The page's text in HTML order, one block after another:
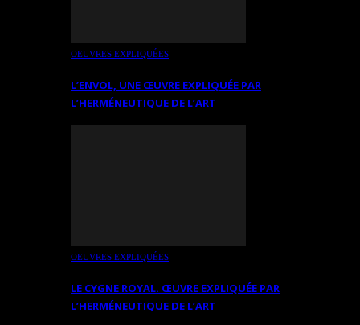
OEUVRES EXPLIQUÉES
L’ENVOL, UNE ŒUVRE EXPLIQUÉE PAR
L’HERMÉNEUTIQUE DE L’ART
OEUVRES EXPLIQUÉES
LE CYGNE ROYAL. ŒUVRE EXPLIQUÉE PAR
L’HERMÉNEUTIQUE DE L’ART